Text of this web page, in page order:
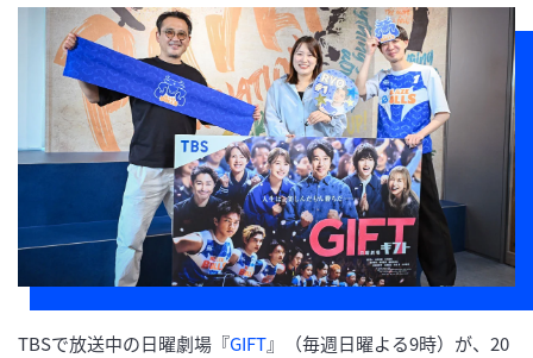
TBSで放送中の日曜劇場『GIFT』（毎週日曜よる9時）が、20